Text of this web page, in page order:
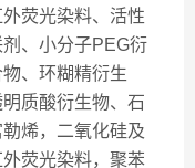
荧光染料、活性
、小分子PEG衍
、环糊精衍生
质酸衍生物、石
烯，二氧化硅及
荧光染料，聚苯